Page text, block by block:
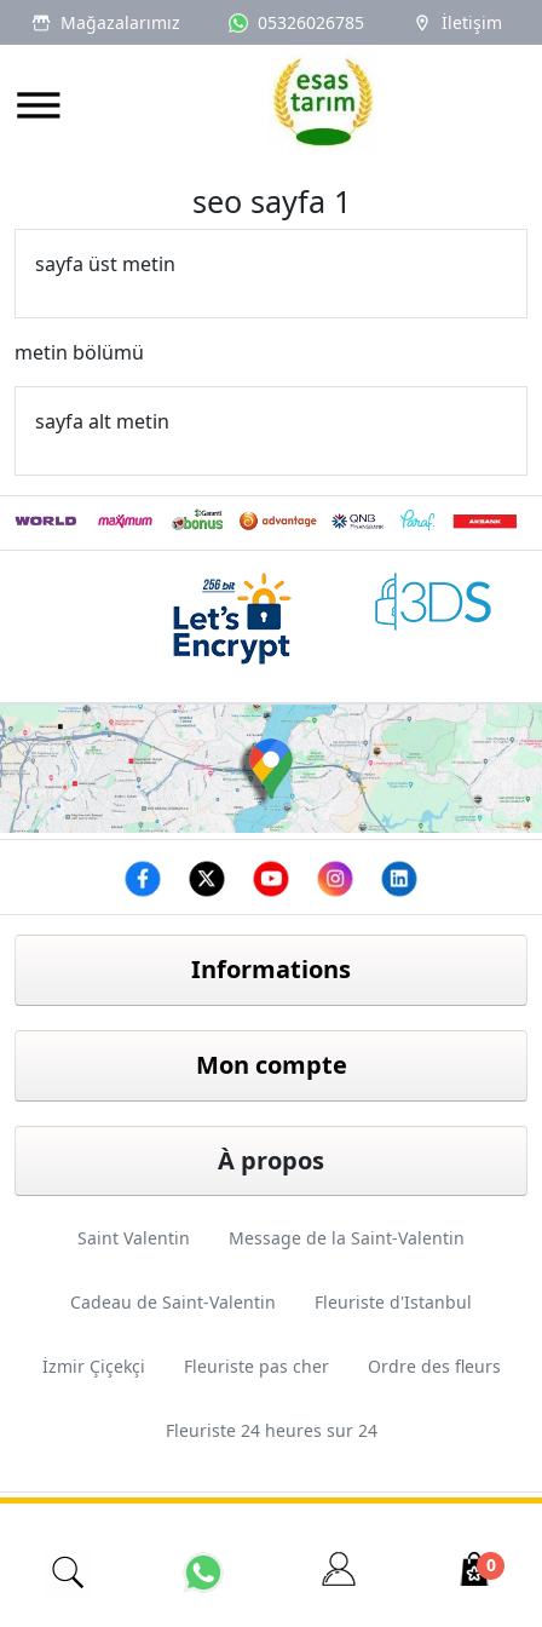
Mağazalarımız 05326026785 İletişim
Logo
0
seo sayfa 1
sayfa üst metin
metin bölümü
sayfa alt metin
Informations
Mon compte
À propos
Saint Valentin Message de la Saint-Valentin
Cadeau de Saint-Valentin Fleuriste d'Istanbul
İzmir Çiçekçi Fleuriste pas cher Ordre des fleurs
Fleuriste 24 heures sur 24
Sistemleri